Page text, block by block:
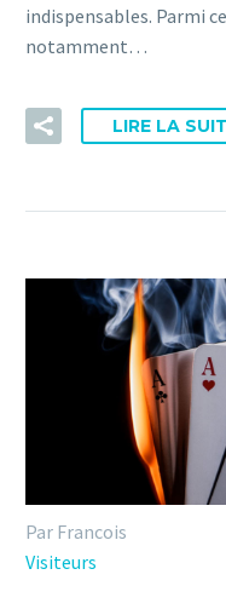
indispensables. Parmi
notamment…
LIRE LA
Par Francois
Visiteurs